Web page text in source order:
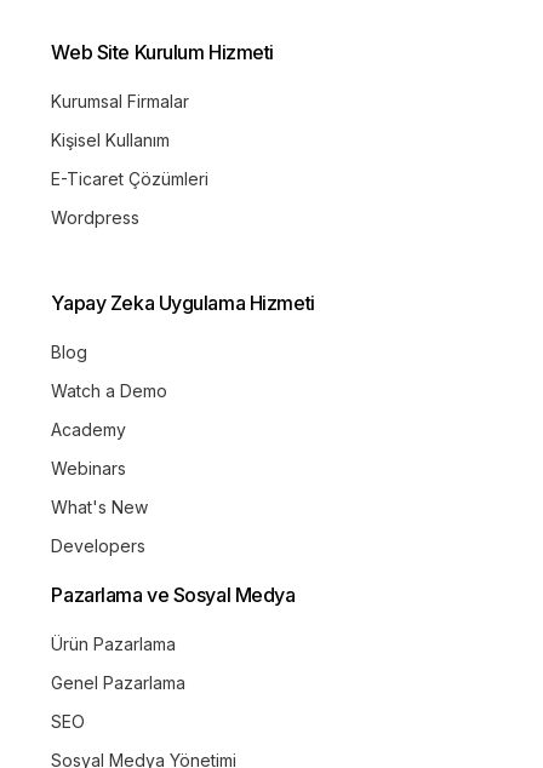
Web Site Kurulum Hizmeti
Kurumsal Firmalar
Kişisel Kullanım
E-Ticaret Çözümleri
Wordpress
Yapay Zeka Uygulama Hizmeti
Blog
Watch a Demo
Academy
Webinars
What's New
Developers
Pazarlama ve Sosyal Medya
Ürün Pazarlama
Genel Pazarlama
SEO
Sosyal Medya Yönetimi